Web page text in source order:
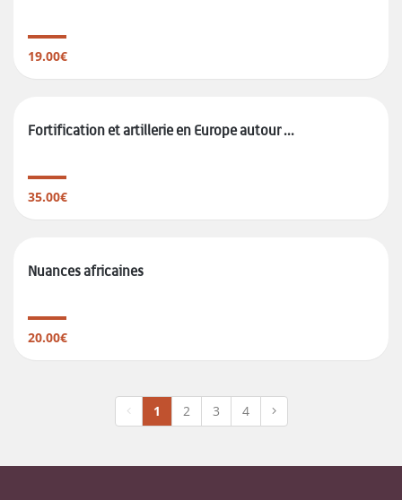
19.00€
Fortification et artillerie en Europe autour ...
35.00€
Nuances africaines
20.00€
1 2 3 4